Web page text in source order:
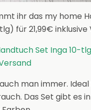
ihr das my home
für 21,99€ inklusive
Set Inga 10-
man immer.
Das Set gibt es in